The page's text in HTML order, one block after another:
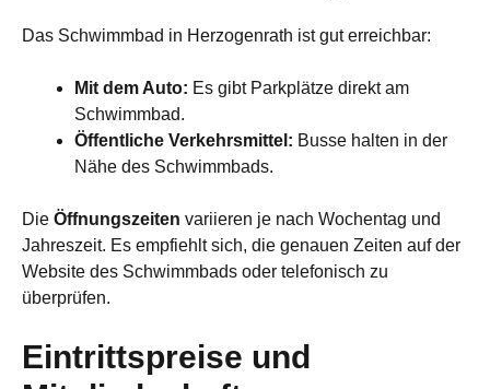
Das Schwimmbad in Herzogenrath ist gut erreichbar:
Mit dem Auto: Es gibt Parkplätze direkt am
Schwimmbad.
Öffentliche Verkehrsmittel: Busse halten in der
Nähe des Schwimmbads.
Die Öffnungszeiten variieren je nach Wochentag und
Jahreszeit. Es empfiehlt sich, die genauen Zeiten auf der
Website des Schwimmbads oder telefonisch zu
überprüfen.
Eintrittspreise und